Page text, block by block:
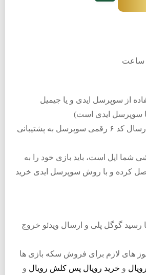
از سوپرسل ایدی و یا جیمیل
سوپرسل ایدی است)
بعد از خرید برای ارسال کد ۶ رقمی سوپرسل به پشتیبانی
شما اپل است، باید بازی خود را به
کرده و با روش سوپرسل ایدی خرید
رسید گوگل پلی و ارسال ویدئو خروج
های لازم برای فروش سکه بازی ها
و خرید رویال پس کلش رویال و